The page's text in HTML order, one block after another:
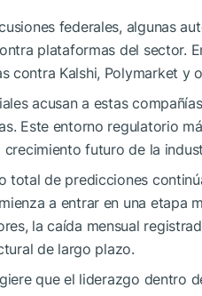
federales, algunas
plataformas del sector.
contra Kalshi, Polymarket y
acusan a estas
Este entorno regulatorio
futuro de la
total de predicciones
a entrar en una etapa
la caída mensual
de largo plazo.
que el liderazgo dentro